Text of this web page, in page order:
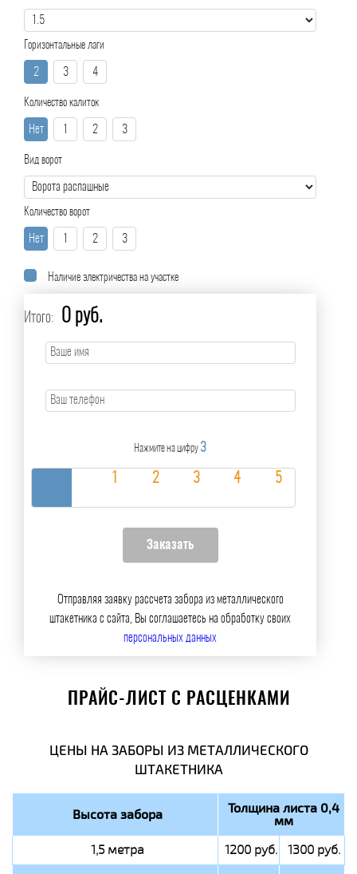
Горизонтальные лаги
2 3 4
Количество калиток
Нет 2 3
Вид ворот
Количество ворот
Нет 2 3
Наличие электричества на участке
Итого: 0 руб.
Нажмите на цифру 3
Отправляя заявку рассчета забора из металлического
штакетника с сайта, Вы соглашаетесь на обработку своих
персональных данных
ПРАЙС-ЛИСТ С РАСЦЕНКАМИ
ЦЕНЫ НА ЗАБОРЫ ИЗ МЕТАЛЛИЧЕСКОГО
ШТАКЕТНИКА
Высота забора Толщина листа 0,4
мм
1,5 метра 1200 руб.
1300 руб.